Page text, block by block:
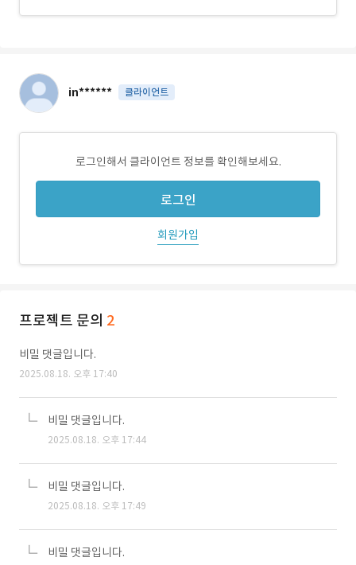
in****** 클라이언트
로그인해서 클라이언트 정보를 확인해보세요.
로그인
회원가입
프로젝트 문의 2
비밀 댓글입니다.
2025.08.18. 오후 17:40
비밀 댓글입니다.
2025.08.18. 오후 17:44
비밀 댓글입니다.
2025.08.18. 오후 17:49
비밀 댓글입니다.